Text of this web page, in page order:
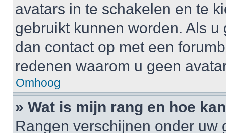
avatars in te schakelen en te
gebruikt kunnen worden. Als
dan contact op met een
redenen waarom u geen
Omhoog
» Wat is mijn rang en hoe
Rangen verschijnen onder uw